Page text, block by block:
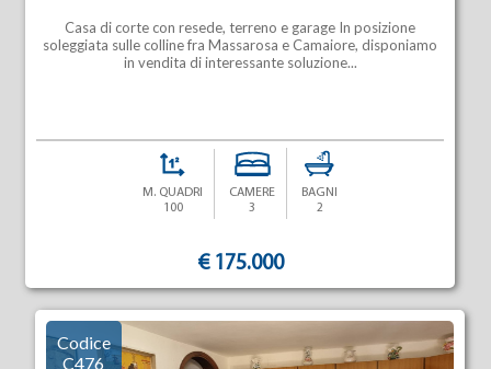
Casa di corte con resede, terreno e garage In posizione
soleggiata sulle colline fra Massarosa e Camaiore, disponiamo
in vendita di interessante soluzione...
M. QUADRI
100
CAMERE
3
BAGNI
2
€ 175.000
Codice
C476